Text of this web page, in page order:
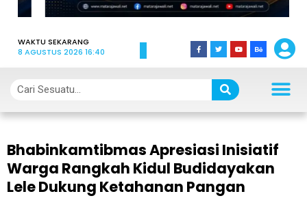
WAKTU SEKARANG
8 AGUSTUS 2026 16:40
Bhabinkamtibmas Apresiasi Inisiatif
Warga Rangkah Kidul Budidayakan
Lele Dukung Ketahanan Pangan